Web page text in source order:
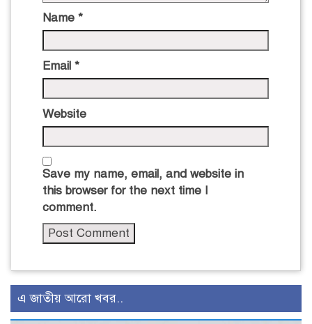
Name *
Email *
Website
Save my name, email, and website in
this browser for the next time I
comment.
এ জাতীয় আরো খবর..